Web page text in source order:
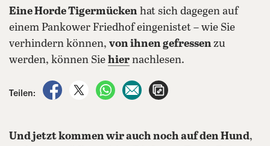
Eine Horde Tigermücken hat sich dagegen auf
einem Pankower Friedhof eingenistet – wie Sie
verhindern können, von ihnen gefressenzu
werden, können Sie hier nachlesen.
Teilen:
auf Facebook teilen
auf X teilenper WhatsApp teilen
per E-Mail teilen
Und jetzt kommen wir auch noch auf den Hund,